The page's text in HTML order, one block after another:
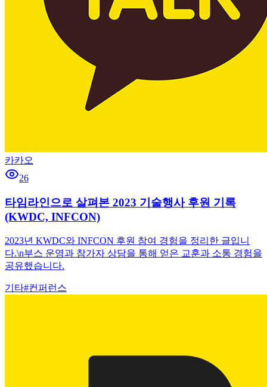
카카오
26
타임라인으로 살펴본 2023 기술행사 후원 기록
(KWDC, INFCON)
2023년 KWDC와 INFCON 후원 참여 경험을 정리한 글입니
다.\n부스 운영과 참가자 상담을 통해 얻은 교훈과 소통 경험을
공유했습니다.
기타#컨퍼런스